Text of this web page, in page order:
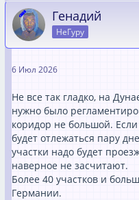
Генадий
НеГуру
6 Июл 2026
Не все так гладко, на
нужно было
коридор не большой.
будет отлежаться пару
участки надо будет
наверное не засчитают.
Более 40 участков и
Германии.